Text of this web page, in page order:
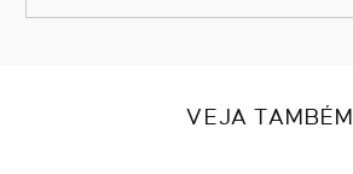
VEJA TAMBÉM